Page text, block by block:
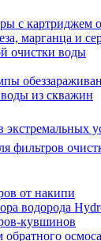
с картриджем
марганца и
очистки воды
из скважин
фильтров
от накипи
водорода
кувшинов
осмоса